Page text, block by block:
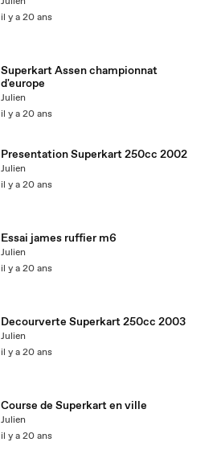
il y a 20 ans
Superkart Assen championnat
d'europe
Julien
il y a 20 ans
Presentation Superkart 250cc 2002
Julien
il y a 20 ans
Essai james ruffier m6
Julien
il y a 20 ans
Decourverte Superkart 250cc 2003
Julien
il y a 20 ans
Course de Superkart en ville
Julien
il y a 20 ans